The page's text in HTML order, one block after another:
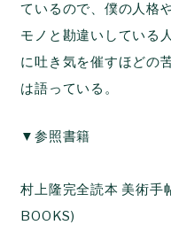
ているので、僕の人格
モノと勘違いしている
に吐き気を催すほどの
は語っている。
▼参照書籍
村上隆完全読本 美術
BOOKS)